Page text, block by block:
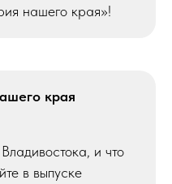
нашего края»!
края
и что
в выпуске